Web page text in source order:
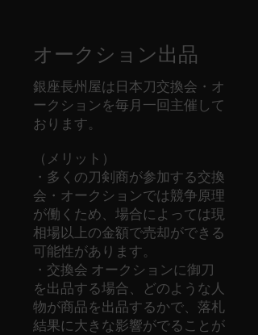
オークション出品
銀座長州屋は日本刀交換会・オ
ークションを毎月一回主催して
おります。
（メリット）
・多くの刀剣商が参加する交換
会・オークションでは競争原理
が働くため、場合によっては現
相場以上の金額で売却ができる
可能性があります。
・交換会 オークションに御刀
を出品する場合、どのような人
物が商品を出品するかで、落札
結果に大きな影響がでることが